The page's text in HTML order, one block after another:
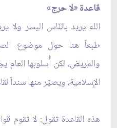
قاعدة «لا حرج»
الله يريد بالنّاس اليسر ولا
طبعاً هنا حول موضوع
والمريض، لكن أُسلوبها العام
الإِسلامية، ويصيّر منها سنداً
هذه القاعدة تقول: لا تقوم